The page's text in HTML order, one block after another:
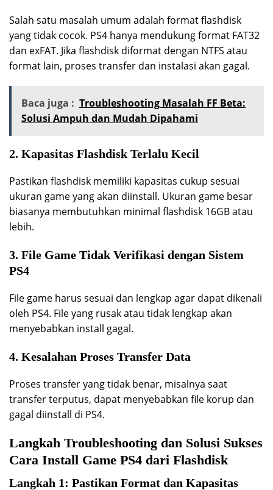
Salah satu masalah umum adalah format flashdisk
yang tidak cocok. PS4 hanya mendukung format FAT32
dan exFAT. Jika flashdisk diformat dengan NTFS atau
format lain, proses transfer dan instalasi akan gagal.
Baca juga : Troubleshooting Masalah FF Beta:
Solusi Ampuh dan Mudah Dipahami
2. Kapasitas Flashdisk Terlalu Kecil
Pastikan flashdisk memiliki kapasitas cukup sesuai
ukuran game yang akan diinstall. Ukuran game besar
biasanya membutuhkan minimal flashdisk 16GB atau
lebih.
3. File Game Tidak Verifikasi dengan Sistem
PS4
File game harus sesuai dan lengkap agar dapat dikenali
oleh PS4. File yang rusak atau tidak lengkap akan
menyebabkan install gagal.
4. Kesalahan Proses Transfer Data
Proses transfer yang tidak benar, misalnya saat
transfer terputus, dapat menyebabkan file korup dan
gagal diinstall di PS4.
Langkah Troubleshooting dan Solusi Sukses
Cara Install Game PS4 dari Flashdisk
Langkah 1: Pastikan Format dan Kapasitas